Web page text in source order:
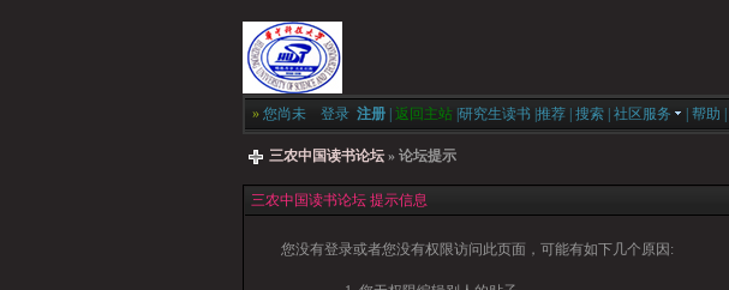
» 您尚未 登录 注册 返回主站 研究生读书 推荐 搜索 社区服务 帮助
三农中国读书论坛 » 论坛提示
三农中国读书论坛 提示信息
您没有登录或者您没有权限访问此页面，可能有如下几个原因: